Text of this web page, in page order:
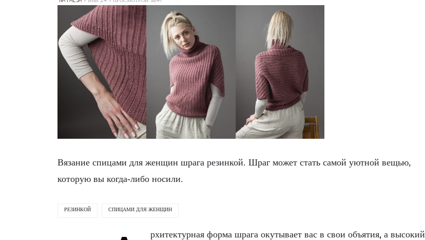
NATALJA ЯНВ 24 ПРОСМОТРОВ: 8641
Вязание спицами для женщин шрага резинкой. Шраг может стать самой уютной вещью,
которую вы когда-либо носили.
РЕЗИНКОЙ СПИЦАМИ ДЛЯ ЖЕНЩИН
рхитектурная форма шрага окутывает вас в свои объятия, а высокий